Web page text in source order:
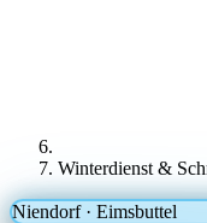
Winterdienst &
Niendorf · Eimsbuttel